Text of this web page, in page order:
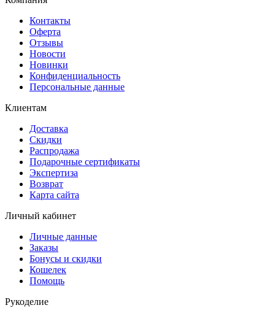
Контакты
Оферта
Отзывы
Новости
Новинки
Конфиденциальность
Персональные данные
Клиентам
Доставка
Скидки
Распродажа
Подарочные сертификаты
Экспертиза
Возврат
Карта сайта
Личный кабинет
Личные данные
Заказы
Бонусы и скидки
Кошелек
Помощь
Рукоделие